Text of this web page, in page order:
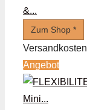
&...
Zum Shop *
Versandkosten
Angebot